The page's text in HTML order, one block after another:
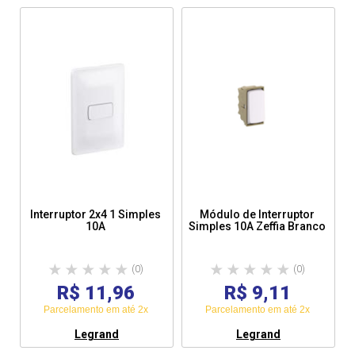
Interruptor 2x4 1 Simples
10A
(0)
R$ 11,96
Parcelamento em até 2x
Legrand
Módulo de Interruptor
Simples 10A Zeffia Branco
(0)
R$ 9,11
Parcelamento em até 2x
Legrand